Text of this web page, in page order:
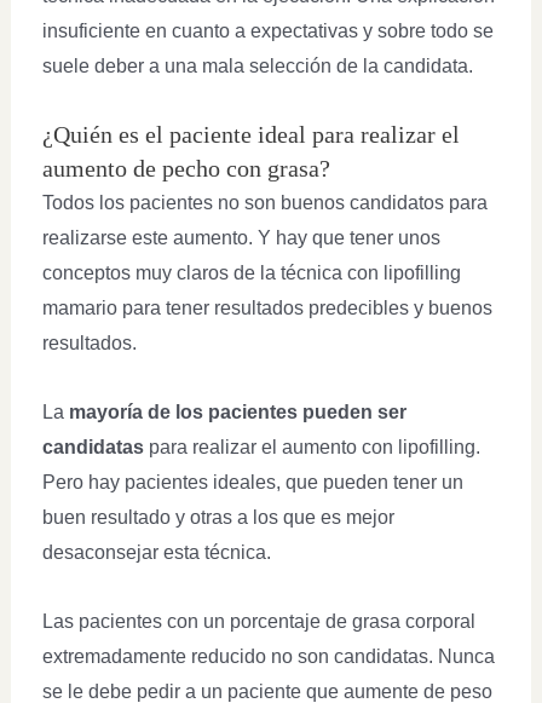
insuficiente en cuanto a expectativas y sobre todo se
suele deber a una mala selección de la candidata.
¿Quién es el paciente ideal para realizar el
aumento de pecho con grasa?
Todos los pacientes no son buenos candidatos para
realizarse este aumento. Y hay que tener unos
conceptos muy claros de la técnica con lipofilling
mamario para tener resultados predecibles y buenos
resultados.
La mayoría de los pacientes pueden ser
candidataspara realizar el aumento con lipofilling.
Pero hay pacientes ideales, que pueden tener un
buen resultado y otras a los que es mejor
desaconsejar esta técnica.
Las pacientes con un porcentaje de grasa corporal
extremadamente reducido no son candidatas. Nunca
se le debe pedir a un paciente que aumente de peso